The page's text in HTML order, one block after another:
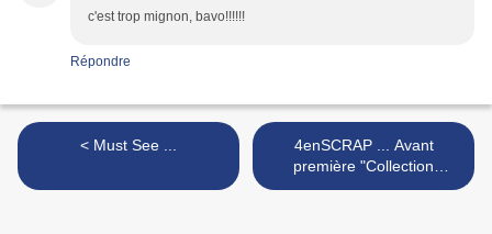
c'est trop mignon, bavo!!!!!!
Répondre
< Must See ...
4enSCRAP ... Avant
première "Collection
Printemps 2016" ... Jour 1 >